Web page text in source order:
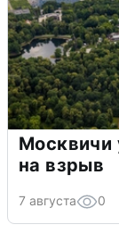
Москвичи
на взрыв
7 августа 0